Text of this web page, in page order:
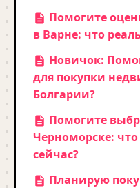
Помогите
в Варне: что
Новичок:
для покупки
Болгарии?
Помогите
Черноморске:
сейчас?
Планирую